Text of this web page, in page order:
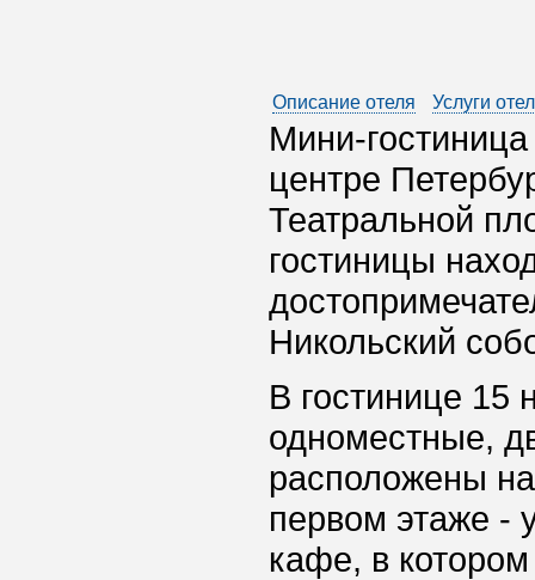
Описание отеля Услуги
Мини-
центре
Театральной
гостиницы
Никольский
В гостинице 15
одноместные,
расположены
первом этаже -
кафе, в